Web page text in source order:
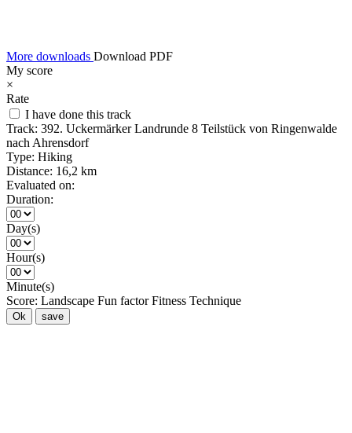
More downloads Download PDF
My score
×
Rate
I have done this track
Track: 392. Uckermärker Landrunde 8 Teilstück von Ringenwalde
nach Ahrensdorf
Type: Hiking
Distance: 16,2 km
Evaluated on:
Duration:
Day(s)
Hour(s)
Minute(s)
Score: Landscape Fun factor Fitness Technique
Ok save